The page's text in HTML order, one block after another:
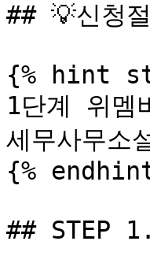
## 💡신청
{% hint
1단계 위멤
세무사무소
{%
## STEP